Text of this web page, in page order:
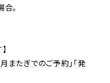
。
月またぎでのご予約」「発